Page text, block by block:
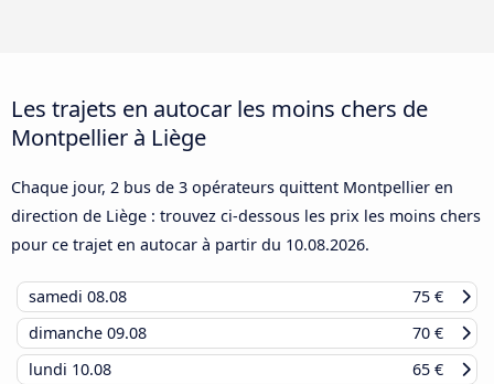
Les trajets en autocar les moins chers de
Montpellier à Liège
Chaque jour, 2 bus de 3 opérateurs quittent Montpellier en
direction de Liège : trouvez ci-dessous les prix les moins chers
pour ce trajet en autocar à partir du 10.08.2026.
samedi 08.08
75 €
dimanche 09.08
70 €
lundi 10.08
65 €